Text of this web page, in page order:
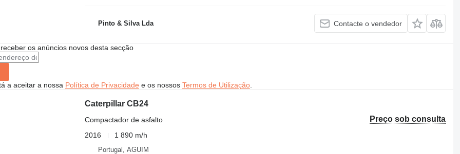
Pinto & Silva Lda Contacte o vendedor
os anúncios novos desta secção
a aceitar a nossa Política de Privacidade e os nossos Termos de Utilização.
Caterpillar CB24
Preço sob consulta
Compactador de asfalto
2016
1 890 m/h
Portugal, AGUIM